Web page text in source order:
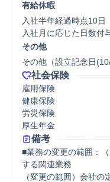
有給休暇
入社半年経過時点10日
入社月に応じた日数付
その他
その他（設立記念日
社会保険
雇用保険
健康保険
労災保険
厚生年金
備考
■業務の変更の範囲：
する関連業務
（変更の範囲）会社の